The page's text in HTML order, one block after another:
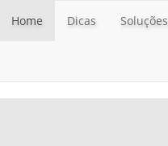
Home Dicas Soluções